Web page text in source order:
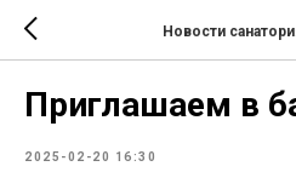
Новости
Приглашаем в
2025-02-20 16:30